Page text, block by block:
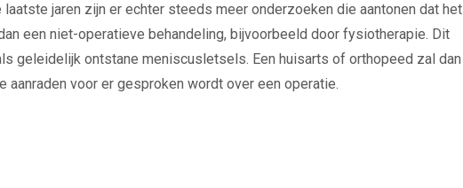
jaren zijn er echter steeds meer onderzoeken die aantonen dat het
een niet-operatieve behandeling, bijvoorbeeld door fysiotherapie. Dit
geleidelijk ontstane meniscusletsels. Een huisarts of orthopeed zal dan
aanraden voor er gesproken wordt over een operatie.